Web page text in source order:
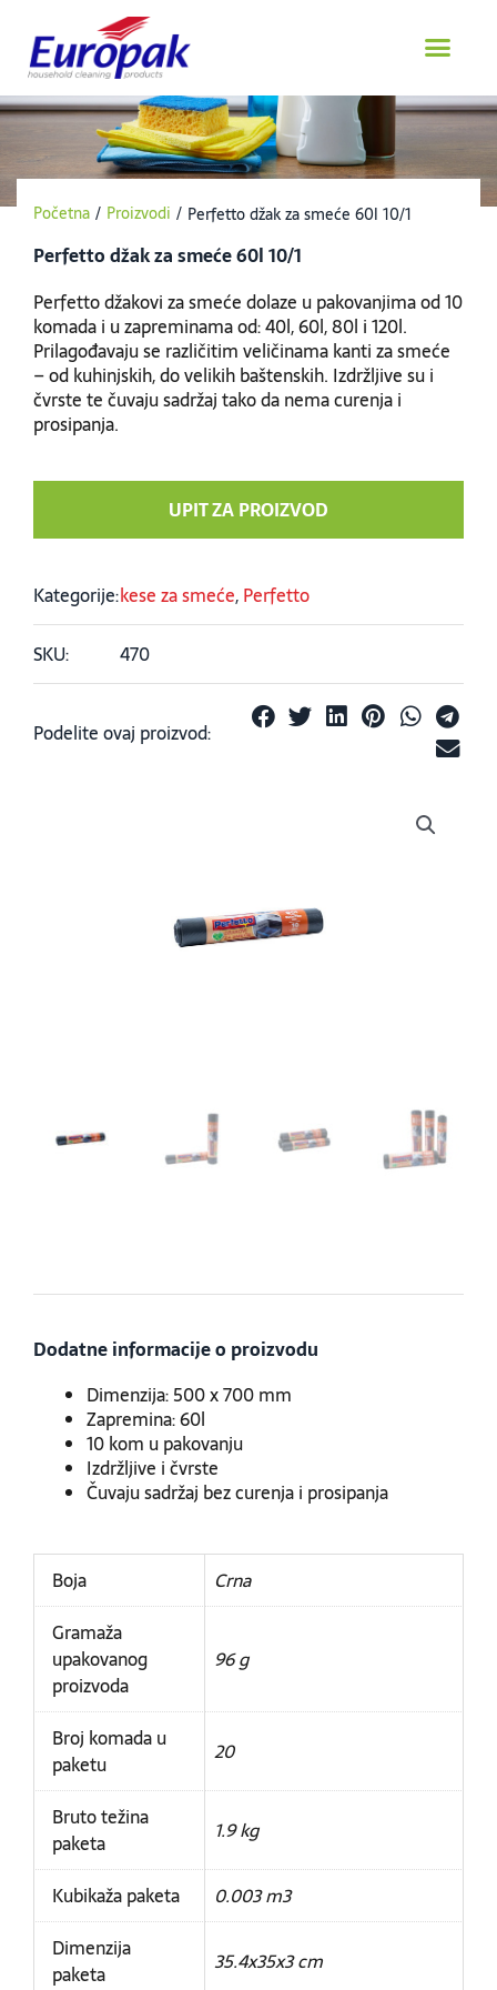
садржај
Početna / Proizvodi / Perfetto džak za smeće 60l 10/1
Perfetto džak za smeće 60l 10/1
Perfetto džakovi za smeće dolaze u pakovanjima od 10
komada i u zapreminama od: 40l, 60l, 80l i 120l.
Prilagođavaju se različitim veličinama kanti za smeće
– od kuhinjskih, do velikih baštenskih. Izdržljive su i
čvrste te čuvaju sadržaj tako da nema curenja i
prosipanja.
UPIT ZA PROIZVOD
Kategorije:kese za smeće,Perfetto
SKU: 470
Podelite ovaj proizvod:
Dodatne informacije o proizvodu
Dimenzija: 500 x 700 mm
Zapremina: 60l
10 kom u pakovanju
Izdržljive i čvrste
Čuvaju sadržaj bez curenja i prosipanja
Boja
Crna
Gramaža
upakovanog
proizvoda
96 g
Broj komada u
paketu
20
Bruto težina
paketa
1.9 kg
Kubikaža paketa
0.003 m3
Dimenzija
paketa
35.4x35x3 cm